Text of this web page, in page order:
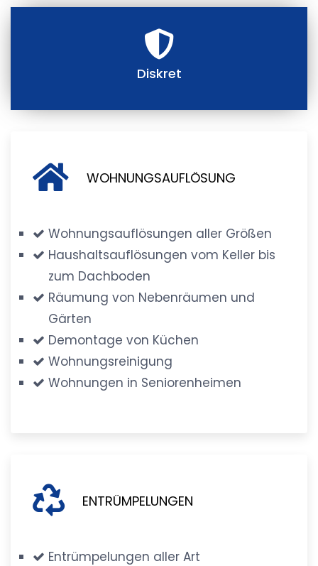
Diskret
WOHNUNGSAUFLÖSUNG
Wohnungsauflösungen aller Größen
Haushaltsauflösungen vom Keller bis
zum Dachboden
Räumung von Nebenräumen und
Gärten
Demontage von Küchen
Wohnungsreinigung
Wohnungen in Seniorenheimen
ENTRÜMPELUNGEN
Entrümpelungen aller Art